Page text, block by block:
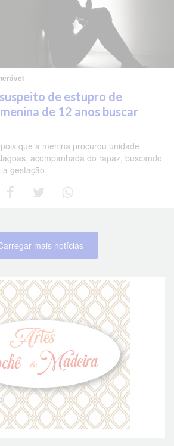
de estupro de
de 12 anos buscar
que a menina procurou unidade
acompanhada do rapaz, buscando
gestação.
mais notícias